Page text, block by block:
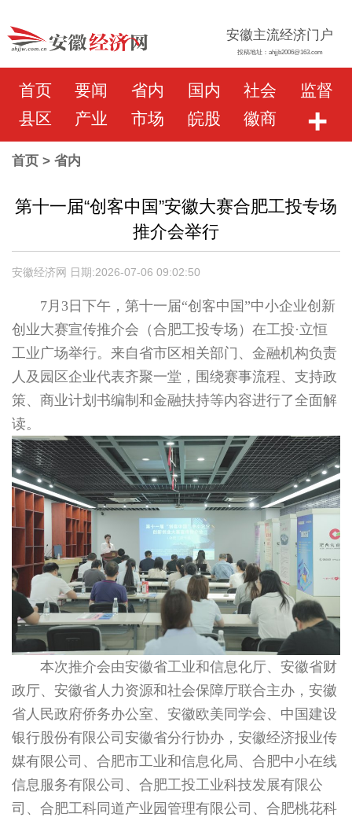
安徽主流经济门户
投稿地址：ahjjb2006@163.com
首页 要闻 省内 国内 社会
监督
县区
产业 市场 皖股 徽商 +
首页> 省内
第十一届“创客中国”安徽大赛合肥工投专场
推介会举行
安徽经济网 日期:2026-07-06 09:02:50
7月3日下午，第十一届“创客中国”中小企业创新
创业大赛宣传推介会（合肥工投专场）在工投·立恒
工业广场举行。来自省市区相关部门、金融机构负责
人及园区企业代表齐聚一堂，围绕赛事流程、支持政
策、商业计划书编制和金融扶持等内容进行了全面解
读。
本次推介会由安徽省工业和信息化厅、安徽省财
政厅、安徽省人力资源和社会保障厅联合主办，安徽
省人民政府侨务办公室、安徽欧美同学会、中国建设
银行股份有限公司安徽省分行协办，安徽经济报业传
媒有限公司、合肥市工业和信息化局、合肥中小在线
信息服务有限公司、合肥工投工业科技发展有限公
司、合肥工科同道产业园管理有限公司、合肥桃花科